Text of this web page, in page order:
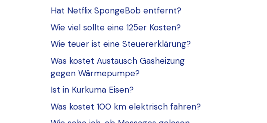
Hat Netflix SpongeBob entfernt?
Wie viel sollte eine 125er Kosten?
Wie teuer ist eine Steuererklärung?
Was kostet Austausch Gasheizung
gegen Wärmepumpe?
Ist in Kurkuma Eisen?
Was kostet 100 km elektrisch fahren?